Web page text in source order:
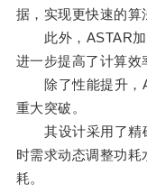
据，实现更快速的算
此外，ASTAR加
进一步提高了计算效
除了性能提升，
重大突破。
其设计采用了精
时需求动态调整功
耗。